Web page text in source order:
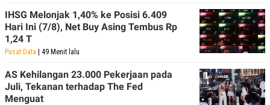
IHSG Melonjak 1,40% ke Posisi 6.409
Hari Ini (7/8), Net Buy Asing Tembus Rp
1,24 T
Pusat Data | 49 Menit lalu
AS Kehilangan 23.000 Pekerjaan pada
Juli, Tekanan terhadap The Fed
Menguat